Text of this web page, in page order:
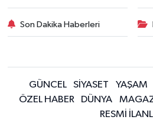
Son Dakika Haberleri
GÜNCEL SİYASET YAŞAM
ÖZEL HABER
DÜNYA
RESMİ